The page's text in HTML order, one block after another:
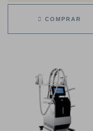
COMPRAR